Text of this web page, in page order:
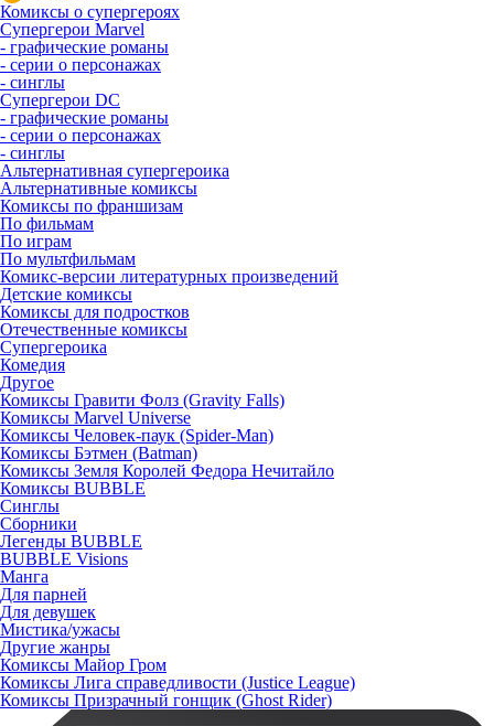
Комиксы о супергероях
Супергерои Marvel
- графические романы
- серии о персонажах
- синглы
Супергерои DC
- графические романы
- серии о персонажах
- синглы
Альтернативная супергероика
Альтернативные комиксы
Комиксы по франшизам
По фильмам
По играм
По мультфильмам
Комикс-версии литературных произведений
Детские комиксы
Комиксы для подростков
Отечественные комиксы
Супергероика
Комедия
Другое
Комиксы Гравити Фолз (Gravity Falls)
Комиксы Marvel Universe
Комиксы Человек-паук (Spider-Man)
Комиксы Бэтмен (Batman)
Комиксы Земля Королей Федора Нечитайло
Комиксы BUBBLE
Синглы
Сборники
Легенды BUBBLE
BUBBLE Visions
Манга
Для парней
Для девушек
Мистика/ужасы
Другие жанры
Комиксы Майор Гром
Комиксы Лига справедливости (Justice League)
Комиксы Призрачный гонщик (Ghost Rider)